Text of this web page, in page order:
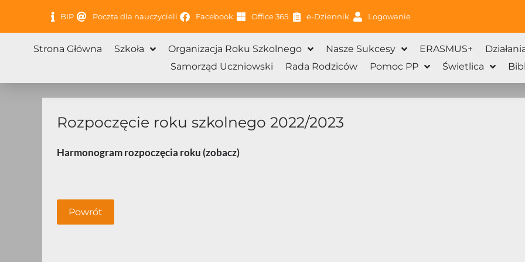
BIP Poczta dla nauczycieli Facebook Office 365 e-Dziennik Logowanie
Strona Główna Szkoła Organizacja Roku Szkolnego Nasze Sukcesy ERASMUS+
Samorząd Uczniowski
Rada Rodziców Pomoc PP Świetlica
Rozpoczęcie roku szkolnego 2022/2023
Harmonogram rozpoczęcia roku (zobacz)
Powrót